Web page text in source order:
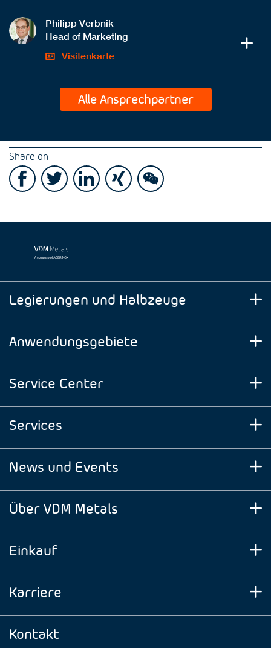
Philipp Verbnik
Head of Marketing
Visitenkarte
Alle Ansprechpartner
Share on
Legierungen und Halbzeuge
Anwendungsgebiete
Service Center
Services
News und Events
Über VDM Metals
Einkauf
Karriere
Kontakt